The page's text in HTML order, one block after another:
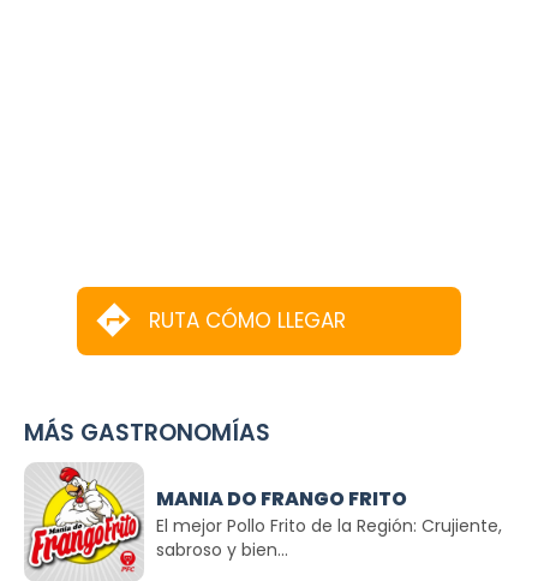
RUTA CÓMO LLEGAR
MÁS GASTRONOMÍAS
MANIA DO FRANGO FRITO
El mejor Pollo Frito de la Región: Crujiente,
sabroso y bien...